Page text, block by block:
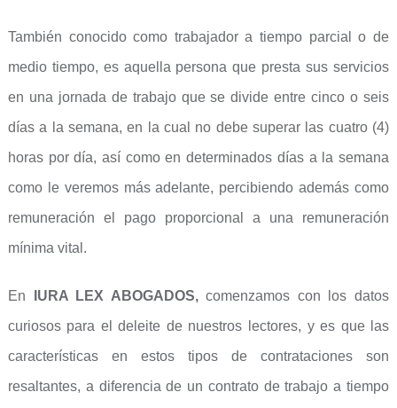
También conocido como trabajador a tiempo parcial o de
medio tiempo, es aquella persona que presta sus servicios
en una jornada de trabajo que se divide entre cinco o seis
días a la semana, en la cual no debe superar las cuatro (4)
horas por día, así como en determinados días a la semana
como le veremos más adelante, percibiendo además como
remuneración el pago proporcional a una remuneración
mínima vital.
En IURA LEX ABOGADOS,comenzamos con los datos
curiosos para el deleite de nuestros lectores, y es que las
características en estos tipos de contrataciones son
resaltantes, a diferencia de un contrato de trabajo a tiempo